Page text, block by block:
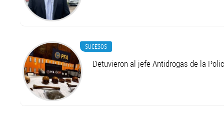
SUCESOS
Detuvieron al jefe Antidrogas de la